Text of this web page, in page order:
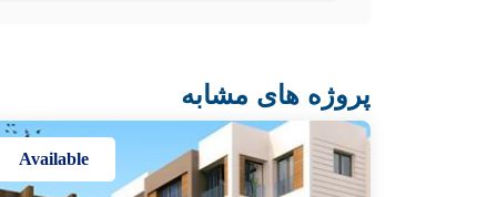
پروژه های مشابه
Available